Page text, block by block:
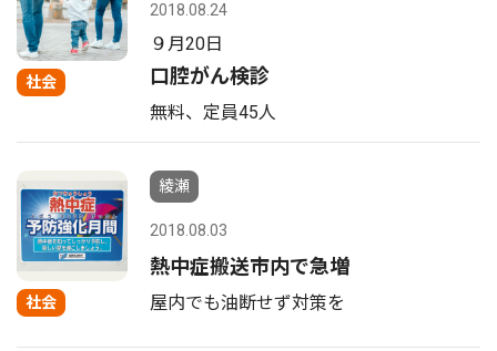
社会
2018.08.24
９月20日
口腔がん検診
無料、定員45人
社会
綾瀬
2018.08.03
熱中症搬送市内で急増
屋内でも油断せず対策を